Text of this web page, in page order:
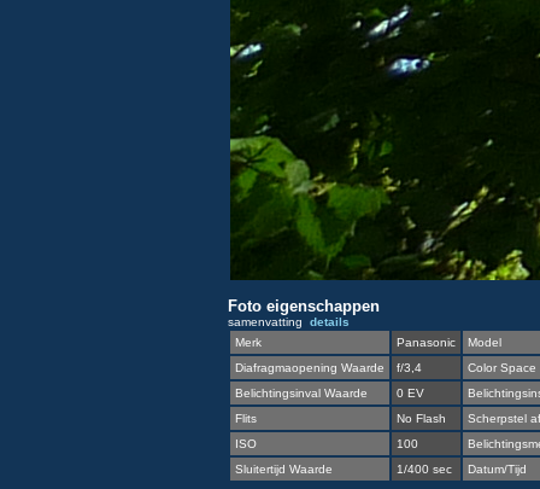
Foto eigenschappen
samenvatting details
Merk
Panasonic
Model
Diafragmaopening Waarde
f/3,4
Color Space
Belichtingsinval Waarde
0 EV
Flits
No Flash
Scherpstel
ISO
100
Sluitertijd Waarde
1/400 sec Datum/Tijd